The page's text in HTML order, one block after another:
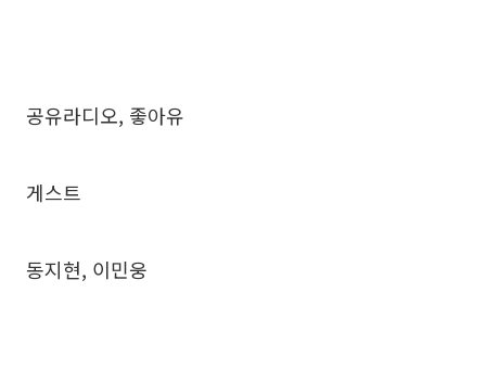
공유라디오, 좋아유
게스트
동지현, 이민웅